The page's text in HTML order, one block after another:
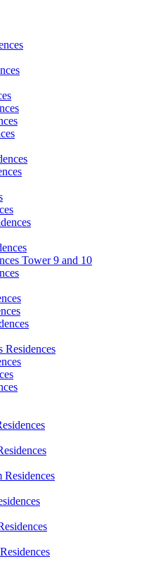
Tower 9 and 10
Residences
Residences